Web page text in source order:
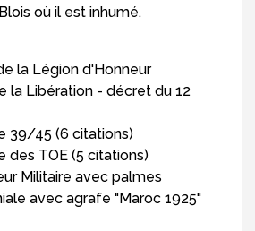
où il est inhumé.
la Légion d'Honneur
la Libération - décret du 12
39/45 (6 citations)
des TOE (5 citations)
Militaire avec palmes
avec agrafe "Maroc 1925"